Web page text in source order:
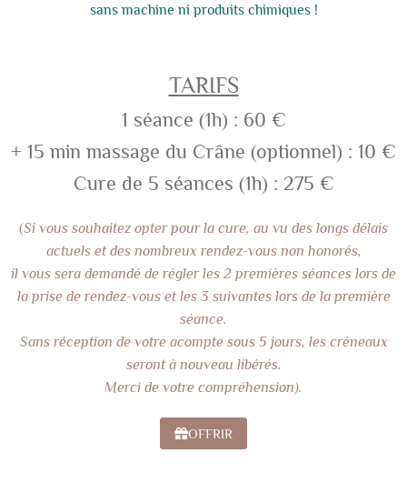
sans machine ni produits chimiques !
TARIFS
1 séance (1h) : 60 €
+ 15 min massage du Crâne (optionnel) : 10 €
Cure de 5 séances (1h) : 275 €
(Si vous souhaitez opter pour la cure, au vu des longs délais
actuels et des nombreux rendez-vous non honorés,
il vous sera demandé de régler les 2 premières séances lors de
la prise de rendez-vous et les 3 suivantes lors de la première
séance.
Sans réception de votre acompte sous 5 jours, les créneaux
seront à nouveau libérés.
Merci de votre compréhension).
OFFRIR